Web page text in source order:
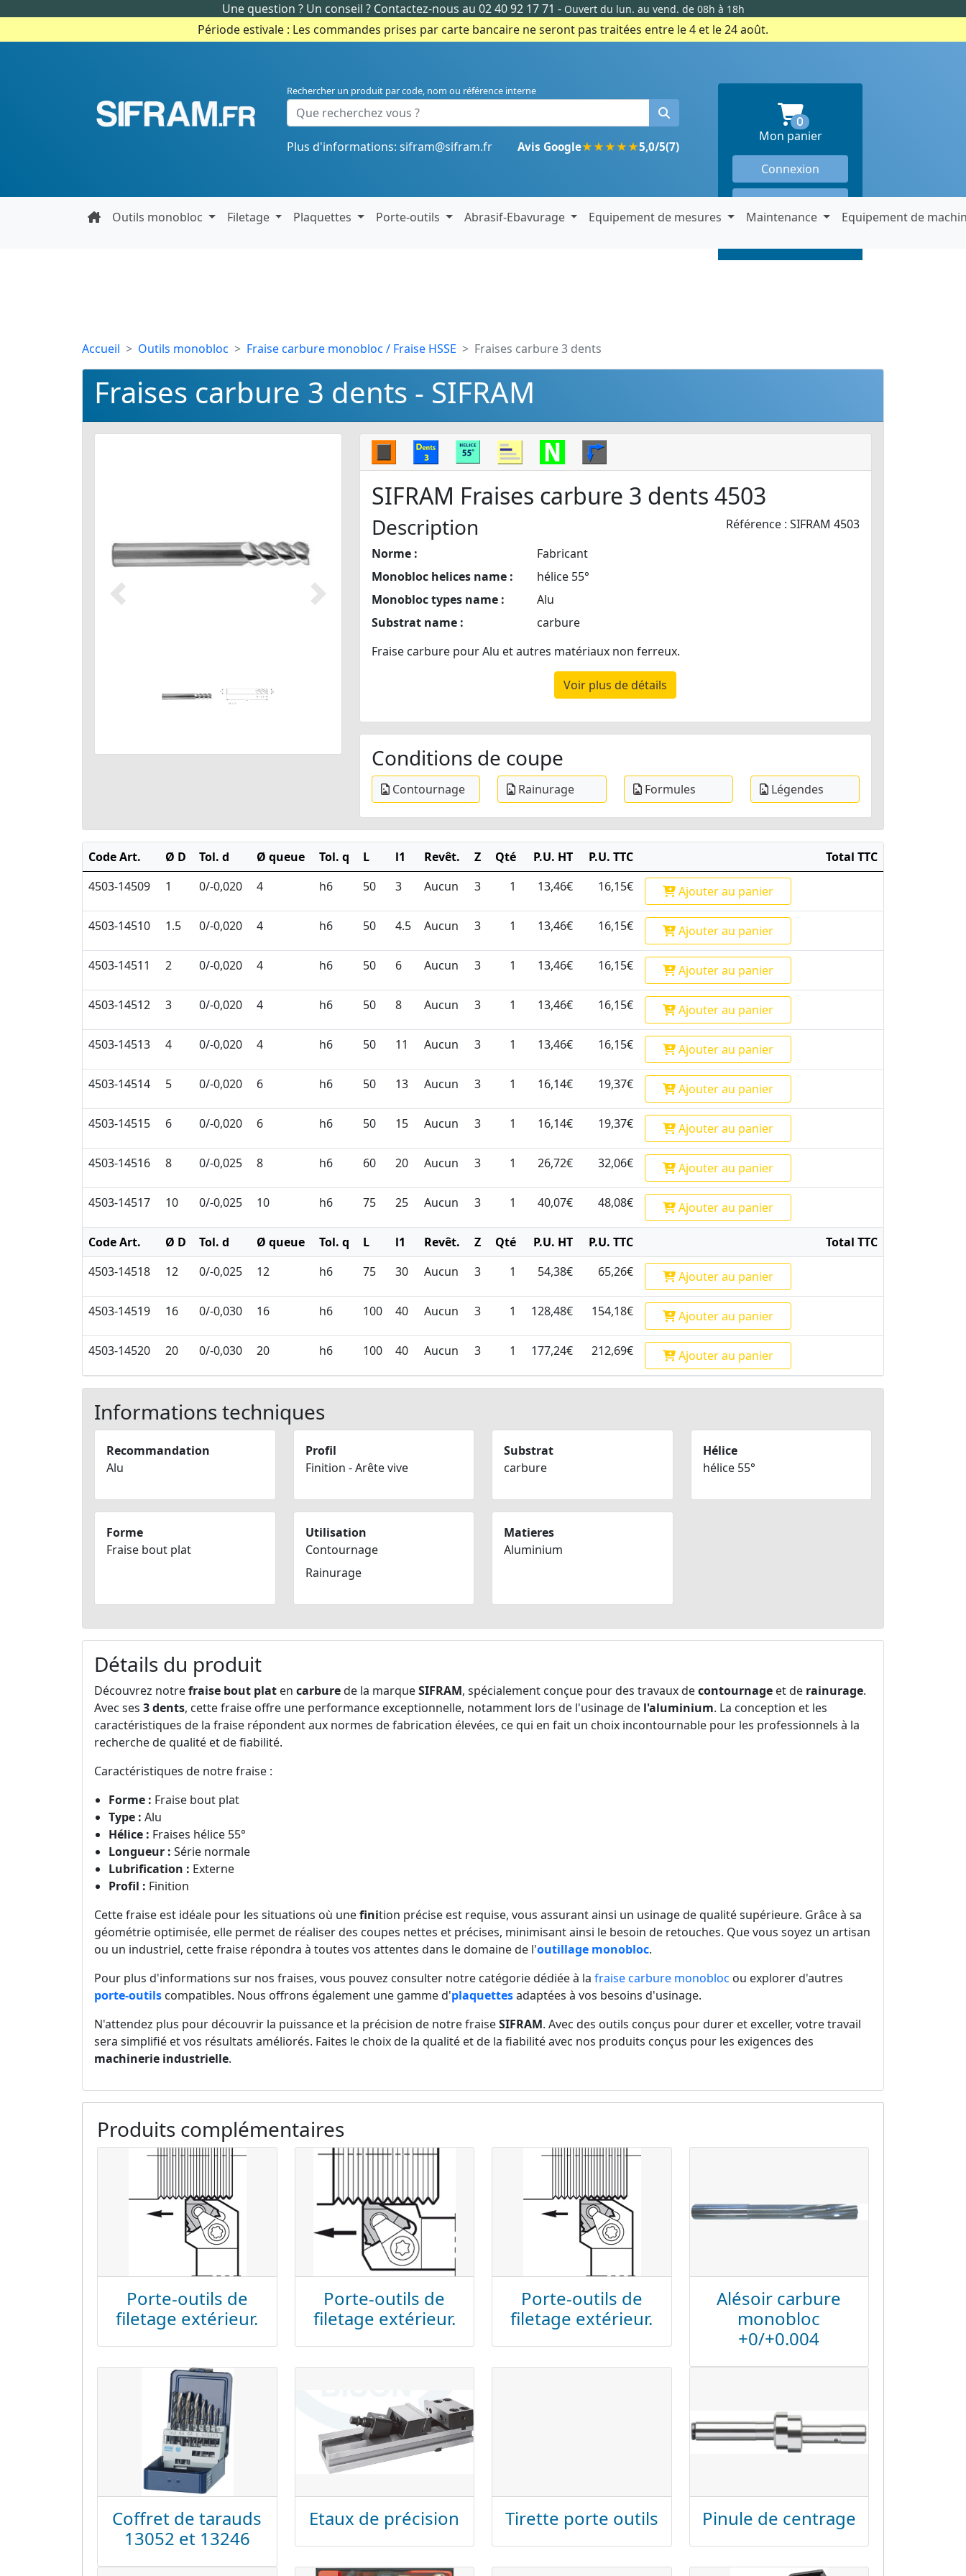
Une question ? Un conseil ?Contactez-nous au 02 40 92 17 71 - Ouvert du lun. au vend. de 08h à 18h
Période estivale : Les commandes prises par carte bancaire ne seront pas traitées entre le 4 et le 24 août.
Rechercher un produit par code, nom ou référence interne
Plus d'informations: sifram@sifram.fr Avis Google★★★★★5,0/5(7)
0produits en panier
Mon panier
Connexion
Créer un compte
Outils monobloc
Filetage Plaquettes Porte-outils Abrasif-Ebavurage Equipement de mesures Maintenance Equipement de
Accueil Outils monobloc Fraise carbure monobloc / Fraise HSSE Fraises carbure 3 dents
Fraises carbure 3 dents - SIFRAM
Précédent Suivant
SIFRAM Fraises carbure 3 dents 4503
Référence : SIFRAM 4503
Description
Norme :
Fabricant
Monobloc helices name :
hélice 55°
Monobloc types name :
Alu
Substrat name :
carbure
Fraise carbure pour Alu et autres matériaux non ferreux.
Voir plus de détails
Conditions de coupe
Contournage Rainurage Formules Légendes
Code Art. Ø D Tol. d Ø queue Tol. q L l1 Revêt. Z Qté P.U. HT P.U. TTC
Total TTC
4503-14509
1 0/-0,020 4 h6 50 3 Aucun 3 1 13,46€ 16,15€ Ajouterau panier
4503-14510 1.5 0/-0,020 4 h6 50 4.5 Aucun 3 1 13,46€ 16,15€ Ajouterau panier
4503-14511 2 0/-0,020 4 h6 50 6 Aucun 3 1 13,46€ 16,15€ Ajouterau panier
4503-14512 3 0/-0,020 4 h6 50 8 Aucun 3 1 13,46€ 16,15€ Ajouterau panier
4503-14513 4 0/-0,020 4 h6 50 11 Aucun 3 1 13,46€ 16,15€ Ajouterau panier
4503-14514 5 0/-0,020 6 h6 50 13 Aucun 3 1 16,14€ 19,37€ Ajouterau panier
4503-14515 6 0/-0,020 6 h6 50 15 Aucun 3 1 16,14€ 19,37€ Ajouterau panier
4503-14516 8 0/-0,025 8 h6 60 20 Aucun 3 1 26,72€ 32,06€ Ajouterau panier
4503-14517 10 0/-0,025 10 h6 75 25 Aucun 3 1 40,07€ 48,08€ Ajouterau panier
Code Art. Ø D Tol. d Ø queue Tol. q L l1 Revêt. Z Qté P.U. HT P.U. TTC
Total TTC
4503-14518
12 0/-0,025 12 h6 75 30 Aucun 3 1 54,38€ 65,26€ Ajouterau panier
4503-14519 16 0/-0,030 16 h6 100 40 Aucun 3 1 128,48€ 154,18€ Ajouterau panier
4503-14520 20 0/-0,030 20 h6 100 40 Aucun 3 1 177,24€ 212,69€ Ajouterau panier
Informations techniques
Recommandation
Alu
Profil
Finition - Arête vive
Substrat
carbure
Hélice
hélice 55°
Forme
Fraise bout plat
Utilisation
Contournage
Rainurage
Matieres
Aluminium
Détails du produit
Découvrez notrefraise bout plat en carburede la marqueSIFRAM, spécialement conçue pour des travaux decontournage et de rainurage.
Avec ses 3 dents, cette fraise offre une performance exceptionnelle, notamment lors de l'usinage de l'aluminium. La conception et les
caractéristiques de la fraise répondent aux normes de fabrication élevées, ce qui en fait un choix incontournable pour les professionnels à la
recherche de qualité et de fiabilité.
Caractéristiques de notre fraise :
Forme : Fraise bout plat
Type : Alu
Hélice : Fraises hélice 55°
Longueur : Série normale
Lubrification : Externe
Profil : Finition
Cette fraise est idéale pour les situations où unefinition précise est requise, vous assurant ainsi un usinage de qualité supérieure. Grâce à sa
géométrie optimisée, elle permet de réaliser des coupes nettes et précises, minimisant ainsi le besoin de retouches. Que vous soyez un artisan
ou un industriel, cette fraise répondra à toutes vos attentes dans le domaine de l'outillage monobloc.
Pour plus d'informations sur nos fraises, vous pouvez consulter notre catégorie dédiée à la fraise carbure monobloc ou explorer d'autres
porte-outils compatibles. Nous offrons également une gamme d'plaquettesadaptées à vos besoins d'usinage.
N'attendez plus pour découvrir la puissance et la précision de notre fraiseSIFRAM. Avec des outils conçus pour durer et exceller, votre travail
sera simplifié et vos résultats améliorés. Faites le choix de la qualité et de la fiabilité avec nos produits conçus pour les exigences des
machinerie industrielle.
Produits complémentaires
Porte-outils de
filetage extérieur.
Porte-outils de
filetage extérieur.
Porte-outils de
filetage extérieur.
Alésoir carbure
monobloc
+0/+0.004
Coffret de tarauds
13052 et 13246
Etaux de précision Tirette porte outils Pinule de centrage